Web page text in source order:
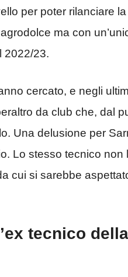
per poter rilanciare
ma con
2022/23.
cercato, e negli
da club che, dal
Una delusione per
Lo stesso tecnico non
cui si sarebbe
tecnico della